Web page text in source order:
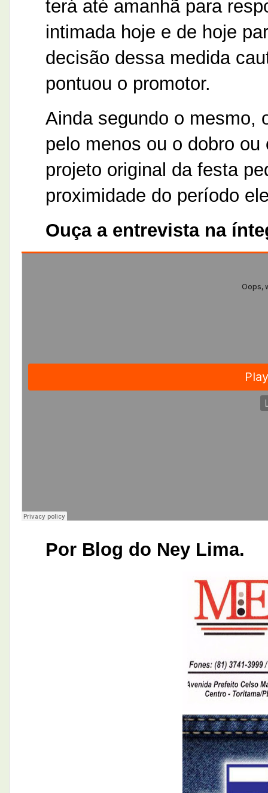
terá até amanhã para
intimada hoje e de hoje
decisão dessa medida
pontuou o promotor.
Ainda segundo o mesmo,
pelo menos ou o dobro
projeto original da festa
proximidade do período
Ouça a entrevista na
Por Blog do Ney Lima.